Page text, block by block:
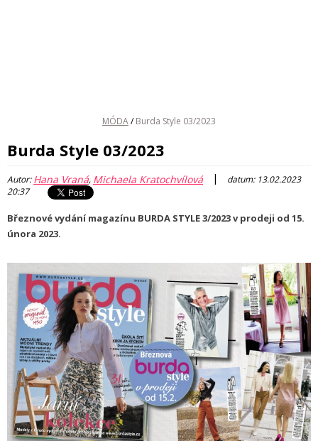
MÓDA/ Burda Style 03/2023
Burda Style 03/2023
Autor:Hana Vraná, Michaela Kratochvílová |
datum: 13.02.2023
20:37
Březnové vydání magazínu BURDA STYLE 3/2023 v prodeji od 15.
února 2023.